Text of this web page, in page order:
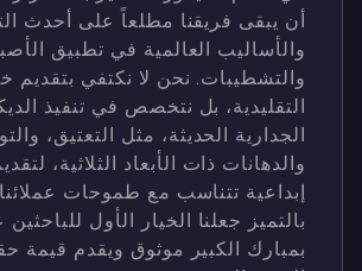
أن يبقى فريقنا مطلعاً على أحدث
والأساليب العالمية في تطبيق
والتشطيبات. نحن لا نكتفي بتقديم
التقليدية، بل نتخصص في تنفيذ
الجدارية الحديثة، مثل التعتيق،
والدهانات ذات الأبعاد الثلاثية،
إبداعية تتناسب مع طموحات عملائنا.
بالتميز جعلنا الخيار الأول
بمبارك الكبير موثوق ويقدم قيمة